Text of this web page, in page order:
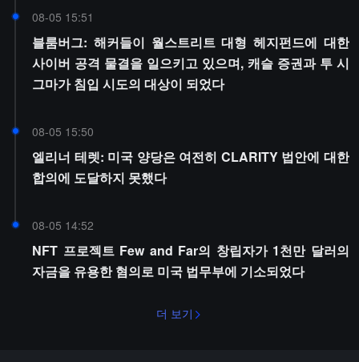
08-05 15:51
블룸버그: 해커들이 월스트리트 대형 헤지펀드에 대한
사이버 공격 물결을 일으키고 있으며, 캐슬 증권과 투 시
그마가 침입 시도의 대상이 되었다
08-05 15:50
엘리너 테렛: 미국 양당은 여전히 CLARITY 법안에 대한
합의에 도달하지 못했다
08-05 14:52
NFT 프로젝트 Few and Far의 창립자가 1천만 달러의
자금을 유용한 혐의로 미국 법무부에 기소되었다
더 보기